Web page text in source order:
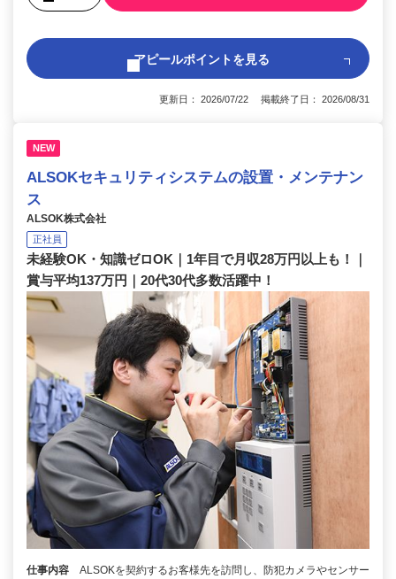
アピールポイントを見る
更新日： 2026/07/22 掲載終了日： 2026/08/31
NEW
ALSOKセキュリティシステムの設置・メンテナン
ス
ALSOK株式会社
正社員
未経験OK・知識ゼロOK｜1年目で月収28万円以上も！｜
賞与平均137万円｜20代30代多数活躍中！
仕事内容
ALSOKを契約するお客様先を訪問し、防犯カメラやセンサー